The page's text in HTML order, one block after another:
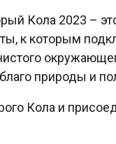
Кола 2023 –
к которым
природы и
Кола и